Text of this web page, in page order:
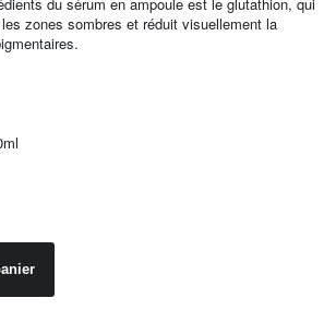
zones sombres et réduit visuellement la